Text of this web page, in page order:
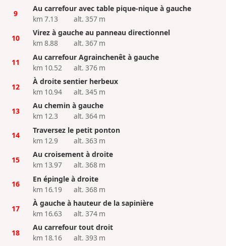
9
Au carrefour avec table pique-nique à gauche
km 7.13
alt. 357 m
10
Virez à gauche au panneau directionnel
km 8.88
alt. 367 m
11
Au carrefour Agrainchenêt à gauche
km 10.52
alt. 376 m
12
À droite sentier herbeux
km 10.94
alt. 345 m
13
Au chemin à gauche
km 12.3
alt. 364 m
14
Traversez le petit ponton
km 12.9
alt. 363 m
15
Au croisement à droite
km 13.97
alt. 368 m
16
En épingle à droite
km 16.19
alt. 368 m
17
À gauche à hauteur de la sapinière
km 16.63
alt. 374 m
18
Au carrefour tout droit
km 18.16
alt. 393 m